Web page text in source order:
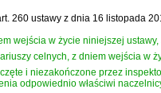
260 ustawy z dnia 16 listopada
wejścia w życie niniejszej
celnych, z dniem wejścia
i niezakończone przez
odpowiednio właściwi